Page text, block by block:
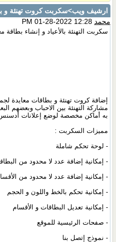
ارشيف ويب>سكربت كروت تهنئة و
محمد 12:28 PM 01-28-2022
سكربت التهنئة بالأعياد و إنشاء بطاقة
إضافة كروت تهنئة و بطاقات معايدة
مشاركة التهنئة بين الاحباب وبعضهم
به أماكن مخصصة لوضع إعلانات
مميزات السكربت :
- لوحة تحكم شاملة
- إمكانية إضافة عدد لا محدود من
- إمكانية إضافة عدد لا محدود من
- إمكانية تحكم بالخط واللون و الحجم
- إمكانية تعديل البطاقات و الأقسام
- صفحات الرئيسية للموقع
- نموذج إتصل بنا